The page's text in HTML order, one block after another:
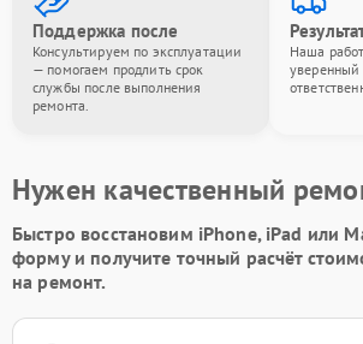
Поддержка после
Консультируем по эксплуатации
— помогаем продлить срок
службы после выполнения
ремонта.
Наша
уверенный
Нужен качественный
Быстро восстановим iPhone, iPad или
формуи получите точный расчёт
на ремонт.